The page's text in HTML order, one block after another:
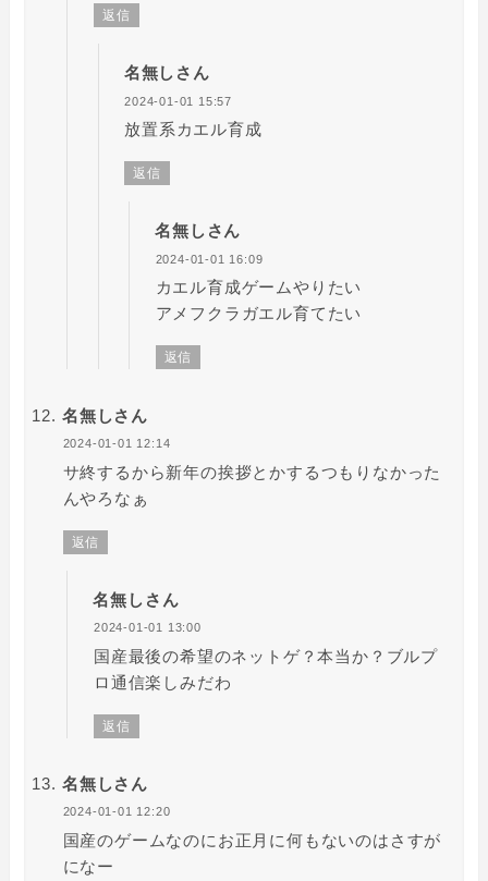
返信
名無しさん
2024-01-01 15:57
放置系カエル育成
返信
名無しさん
2024-01-01 16:09
カエル育成ゲームやりたい
アメフクラガエル育てたい
返信
名無しさん
2024-01-01 12:14
サ終するから新年の挨拶とかするつもりなかった
んやろなぁ
返信
名無しさん
2024-01-01 13:00
国産最後の希望のネットゲ？本当か？ブルプ
ロ通信楽しみだわ
返信
名無しさん
2024-01-01 12:20
国産のゲームなのにお正月に何もないのはさすが
になー